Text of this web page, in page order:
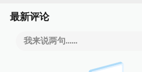
最新评论
我来说两句......